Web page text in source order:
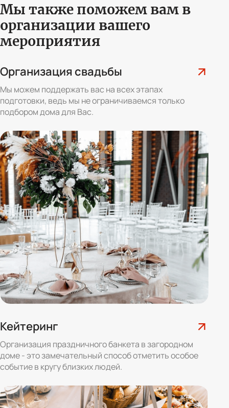
Мы также поможем вам в
организации вашего
мероприятия
Организация свадьбы
Мы можем поддержать вас на всех этапах
подготовки, ведь мы не ограничиваемся только
подбором дома для Вас.
Кейтеринг
Организация праздничного банкета в загородном
доме - это замечательный способ отметить особое
событие в кругу близких людей.